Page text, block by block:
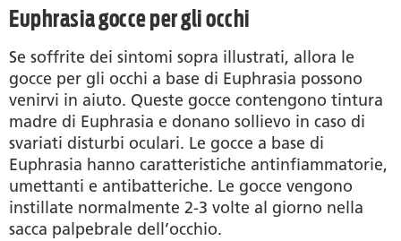
Euphrasia gocce per gli occhi
Se soffrite dei sintomi sopra illustrati, allora le
gocce per gli occhi a base di Euphrasia possono
venirvi in aiuto. Queste gocce contengono tintura
madre di Euphrasia e donano sollievo in caso di
svariati disturbi oculari. Le gocce a base di
Euphrasia hanno caratteristiche antinfiammatorie,
umettanti e antibatteriche. Le gocce vengono
instillate normalmente 2-3 volte al giorno nella
sacca palpebrale dell’occhio.